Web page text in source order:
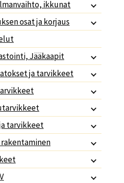
ikkunat
osat ja korjaus
Jääkaapit
ja tarvikkeet
tarvikkeet